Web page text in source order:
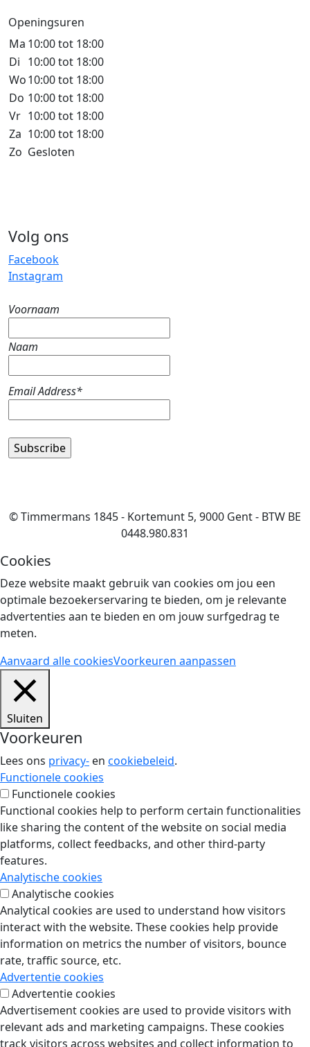
Openingsuren
Ma 10:00 tot 18:00
Di 10:00 tot 18:00
Wo10:00 tot 18:00
Do 10:00 tot 18:00
Vr 10:00 tot 18:00
Za 10:00 tot 18:00
Zo Gesloten
Volg ons
Facebook
Instagram
Voornaam
Naam
Email Address*
© Timmermans 1845 - Kortemunt 5, 9000 Gent - BTW BE
0448.980.831
Cookies
Deze website maakt gebruik van cookies om jou een
optimale bezoekerservaring te bieden, om je relevante
advertenties aan te bieden en om jouw surfgedrag te
meten.
Aanvaard alle cookiesVoorkeuren aanpassen
Sluiten
Voorkeuren
Lees ons privacy- en cookiebeleid.
Functionele cookies
Functionele cookies
Functional cookies help to perform certain functionalities
like sharing the content of the website on social media
platforms, collect feedbacks, and other third-party
features.
Analytische cookies
Analytische cookies
Analytical cookies are used to understand how visitors
interact with the website. These cookies help provide
information on metrics the number of visitors, bounce
rate, traffic source, etc.
Advertentie cookies
Advertentie cookies
Advertisement cookies are used to provide visitors with
relevant ads and marketing campaigns. These cookies
track visitors across websites and collect information to